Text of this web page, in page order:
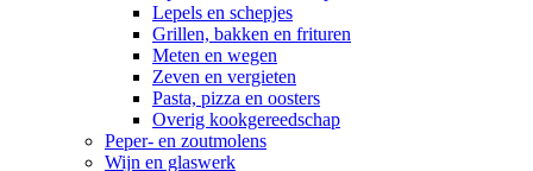
Lepels en schepjes
Grillen, bakken en frituren
Meten en wegen
Zeven en vergieten
Pasta, pizza en oosters
Overig kookgereedschap
Peper- en zoutmolens
Wijn en glaswerk